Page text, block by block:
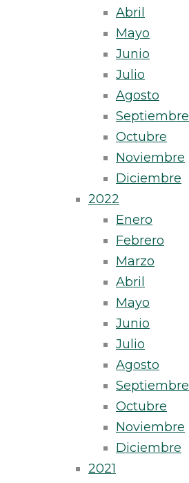
Abril
Mayo
Junio
Julio
Agosto
Septiembre
Octubre
Noviembre
Diciembre
2022
Enero
Febrero
Marzo
Abril
Mayo
Junio
Julio
Agosto
Septiembre
Octubre
Noviembre
Diciembre
2021